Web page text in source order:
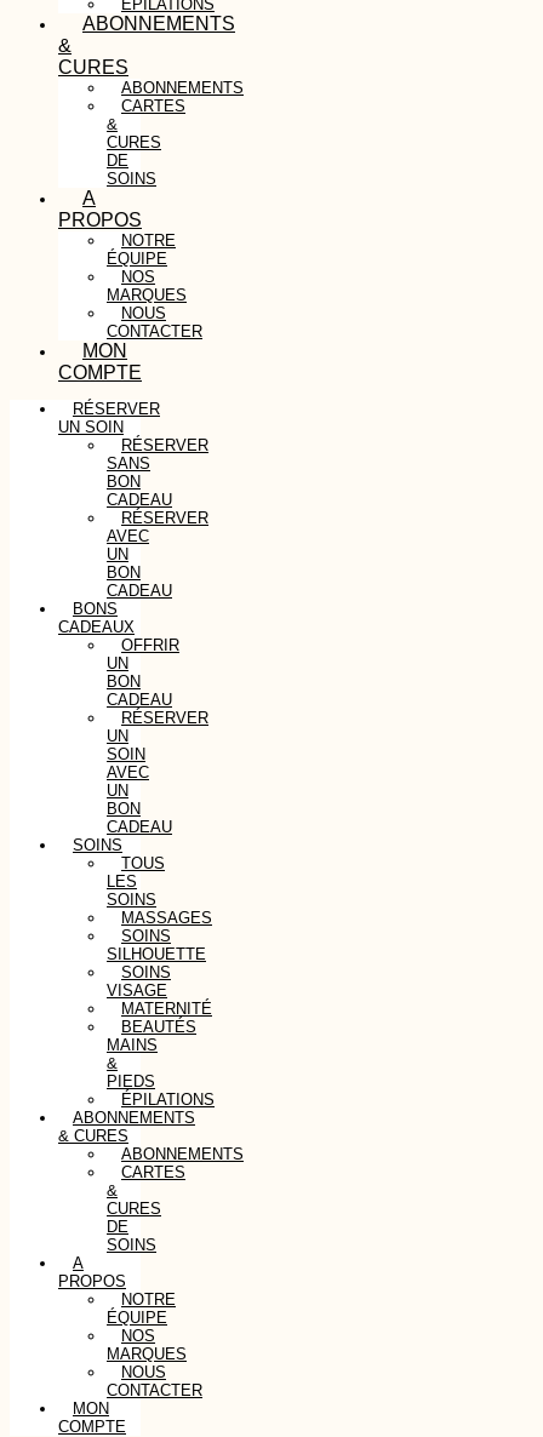
ÉPILATIONS
ABONNEMENTS
&
CURES
ABONNEMENTS
CARTES
&
CURES
DE
SOINS
A
PROPOS
NOTRE
ÉQUIPE
NOS
MARQUES
NOUS
CONTACTER
MON
COMPTE
RÉSERVER
UN SOIN
RÉSERVER
SANS
BON
CADEAU
RÉSERVER
AVEC
UN
BON
CADEAU
BONS
CADEAUX
OFFRIR
UN
BON
CADEAU
RÉSERVER
UN
SOIN
AVEC
UN
BON
CADEAU
SOINS
TOUS
LES
SOINS
MASSAGES
SOINS
SILHOUETTE
SOINS
VISAGE
MATERNITÉ
BEAUTÉS
MAINS
&
PIEDS
ÉPILATIONS
ABONNEMENTS
& CURES
ABONNEMENTS
CARTES
&
CURES
DE
SOINS
A
PROPOS
NOTRE
ÉQUIPE
NOS
MARQUES
NOUS
CONTACTER
MON
COMPTE